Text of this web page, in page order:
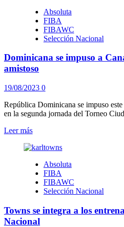
31
puntos
liderando
Santos
inicio
LNBP
Absoluta
FIBA
FIBAWC
Selección Nacional
Dominicana se impuso a
amistoso
19/08/2023 0
República Dominicana se impuso
en la segunda jornada del Torneo
Leer másLeer
sobre
se
impuso
Canada
encuentro
amistoso
Absoluta
FIBA
FIBAWC
Selección Nacional
Towns se integra a los
Nacional